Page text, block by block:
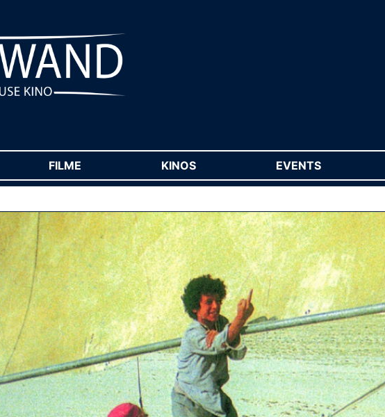
FILME KINOS EVENTS